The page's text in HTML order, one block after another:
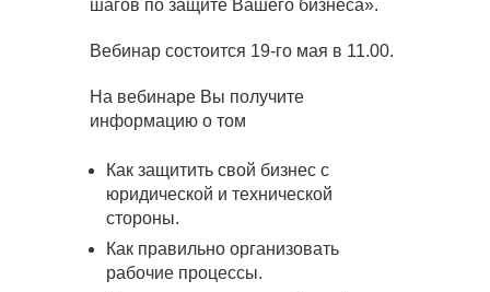
шагов по защите Вашего бизнеса».
Вебинар состоится 19-го мая в 11.00.
На вебинаре Вы получите
информацию о том
Как защитить свой бизнес с
юридической и технической
стороны.
Как правильно организовать
рабочие процессы.